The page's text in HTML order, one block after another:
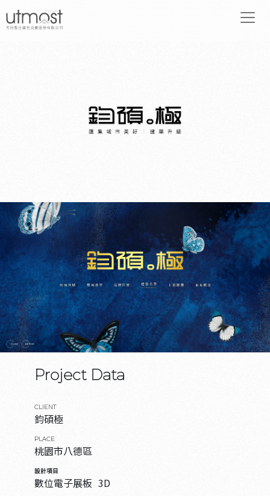
Project Data
CLIENT
鈞碩極
PLACE
桃園市八德區
設計項目
數位電子展板 3D